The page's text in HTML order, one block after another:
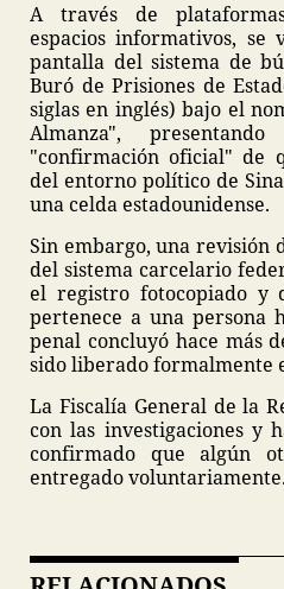
A través de
espacios informativos,
pantalla del sistema de
Buró de Prisiones de
siglas en inglés) bajo el
Almanza",
"confirmación oficial" de
del entorno político de
una celda estadounidense.
Sin embargo, una revisión
del sistema carcelario
el registro fotocopiado y
pertenece a una persona
penal concluyó hace más
sido liberado formalmente
La Fiscalía General de la
con las investigaciones y
confirmado que algún
entregado voluntariamente.